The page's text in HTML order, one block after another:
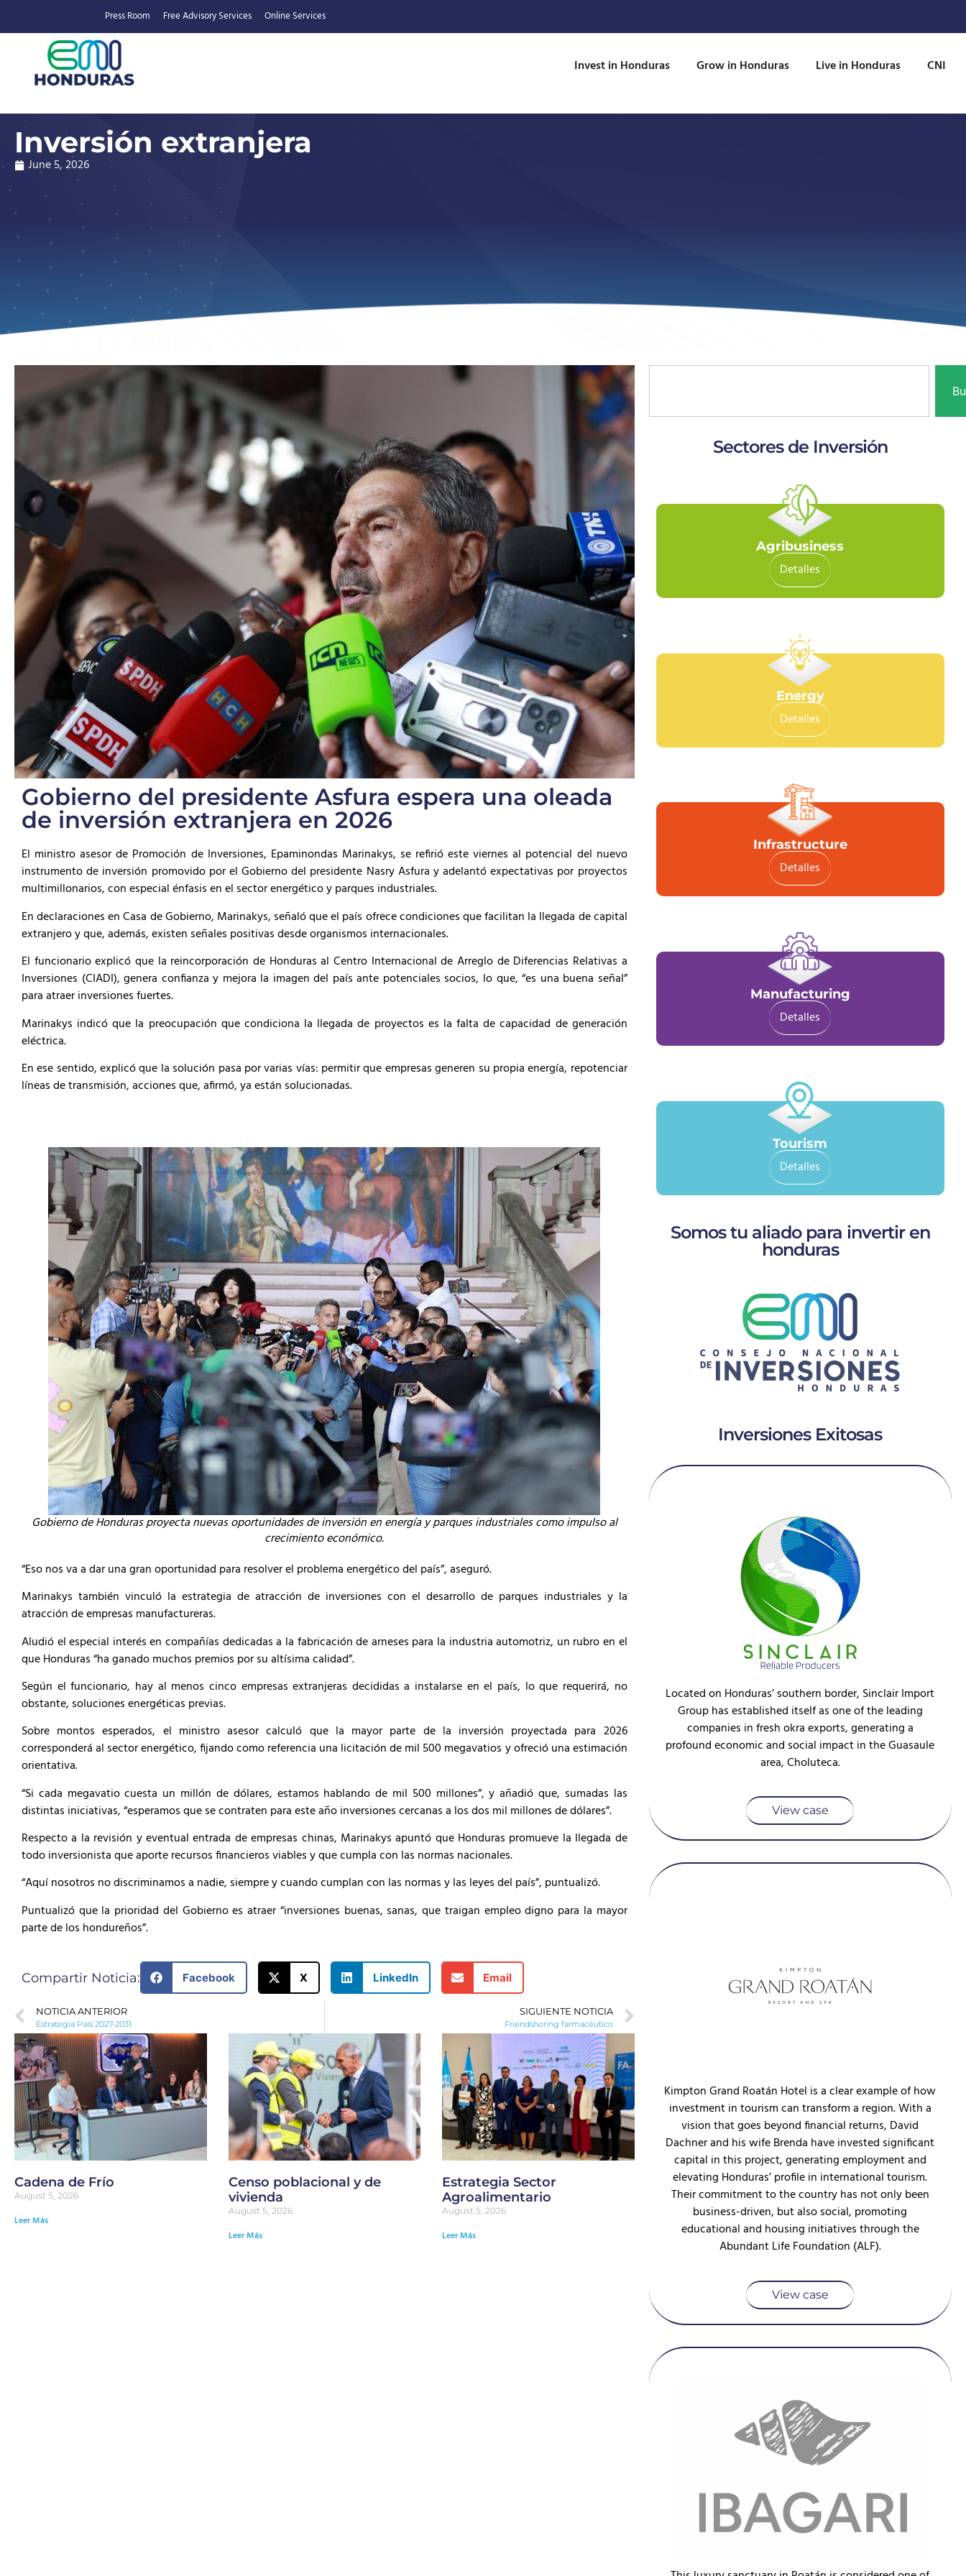
Press Room Free Advisory Services Online Services
Invest in Honduras Grow in Honduras Live in Honduras CNI
Inversión extranjera
June 5, 2026
Gobierno del presidente Asfura espera una oleada
de inversión extranjera en 2026
El ministro asesor de Promoción de Inversiones, Epaminondas Marinakys, se refirió este viernes al potencial del nuevo
instrumento de inversión promovido por el Gobierno del presidente Nasry Asfura y adelantó expectativas por proyectos
multimillonarios, con especial énfasis en el sector energético y parques industriales.
En declaraciones en Casa de Gobierno, Marinakys, señaló que el país ofrece condiciones que facilitan la llegada de capital
extranjero y que, además, existen señales positivas desde organismos internacionales.
El funcionario explicó que la reincorporación de Honduras al Centro Internacional de Arreglo de Diferencias Relativas a
Inversiones (CIADI), genera confianza y mejora la imagen del país ante potenciales socios, lo que, “es una buena señal”
para atraer inversiones fuertes.
Marinakys indicó que la preocupación que condiciona la llegada de proyectos es la falta de capacidad de generación
eléctrica.
En ese sentido, explicó que la solución pasa por varias vías: permitir que empresas generen su propia energía, repotenciar
líneas de transmisión, acciones que, afirmó, ya están solucionadas.
Gobierno de Honduras proyecta nuevas oportunidades de inversión en energía y parques industriales como impulso al
crecimiento económico.
“Eso nos va a dar una gran oportunidad para resolver el problema energético del país”, aseguró.
Marinakys también vinculó la estrategia de atracción de inversiones con el desarrollo de parques industriales y la
atracción de empresas manufactureras.
Aludió el especial interés en compañías dedicadas a la fabricación de arneses para la industria automotriz, un rubro en el
que Honduras “ha ganado muchos premios por su altísima calidad”.
Según el funcionario, hay al menos cinco empresas extranjeras decididas a instalarse en el país, lo que requerirá, no
obstante, soluciones energéticas previas.
Sobre montos esperados, el ministro asesor calculó que la mayor parte de la inversión proyectada para 2026
corresponderá al sector energético, fijando como referencia una licitación de mil 500 megavatios y ofreció una estimación
orientativa.
“Si cada megavatio cuesta un millón de dólares, estamos hablando de mil 500 millones”, y añadió que, sumadas las
distintas iniciativas, “esperamos que se contraten para este año inversiones cercanas a los dos mil millones de dólares”.
Respecto a la revisión y eventual entrada de empresas chinas, Marinakys apuntó que Honduras promueve la llegada de
todo inversionista que aporte recursos financieros viables y que cumpla con las normas nacionales.
“Aquí nosotros no discriminamos a nadie, siempre y cuando cumplan con las normas y las leyes del país”, puntualizó.
Puntualizó que la prioridad del Gobierno es atraer “inversiones buenas, sanas, que traigan empleo digno para la mayor
parte de los hondureños”.
Compartir Noticia: Facebook X LinkedIn Email
NOTICIA ANTERIOR
Estrategia País 2027-2031
SIGUIENTE NOTICIA
Friendshoring farmacéutico
Cadena de Frío
August 5, 2026
Leer Más
Censo poblacional y de
vivienda
August 5, 2026
Leer Más
Estrategia Sector
Agroalimentario
August 5, 2026
Leer Más
Sectores de Inversión
Agribusiness
Detalles
Energy
Detalles
Infrastructure
Detalles
Manufacturing
Detalles
Tourism
Detalles
Somos tu aliado para invertir en
honduras
Inversiones Exitosas
Located on Honduras’ southern border, Sinclair Import
Group has established itself as one of the leading
companies in fresh okra exports, generating a
profound economic and social impact in the Guasaule
area, Choluteca.
View case
Kimpton Grand Roatán Hotel is a clear example of how
investment in tourism can transform a region. With a
vision that goes beyond financial returns, David
Dachner and his wife Brenda have invested significant
capital in this project, generating employment and
elevating Honduras’ profile in international tourism.
Their commitment to the country has not only been
business-driven, but also social, promoting
educational and housing initiatives through the
Abundant Life Foundation (ALF).
View case